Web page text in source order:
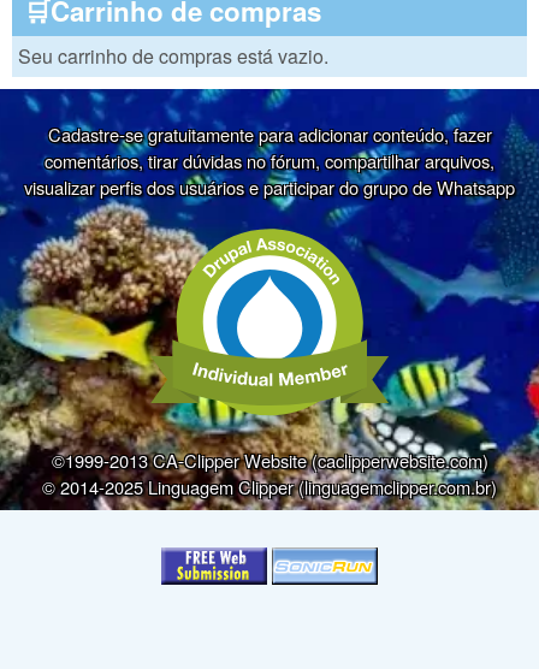
🛒Carrinho de compras
Seu carrinho de compras está vazio.
Cadastre-se gratuitamente para adicionar conteúdo, fazer
comentários, tirar dúvidas no fórum, compartilhar arquivos,
visualizar perfis dos usuários e participar do grupo de Whatsapp
©1999-2013 CA-Clipper Website (caclipperwebsite.com)
© 2014-2025 Linguagem Clipper (linguagemclipper.com.br)